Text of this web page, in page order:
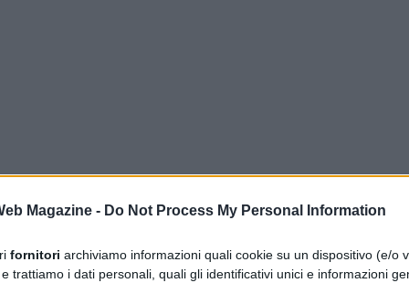
Magazine - Do Not Process My Personal Information
fornitori archiviamo informazioni quali cookie su un dispositivo (e/o
trattiamo i dati personali, quali gli identificativi unici e informazioni
aveva invaso la carreggiata della SP531,
(Pozzuoli), danneggiando anche i pali elettrici. La
al traffico, ma già nell’ottobre 2025 erano stati